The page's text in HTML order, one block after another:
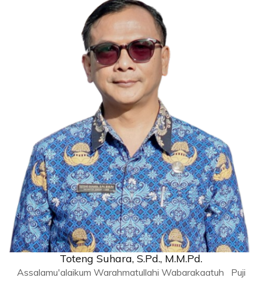
Toteng Suhara, S.Pd., M.M.Pd.
Assalamu'alaikum Warahmatullahi Wabarakaatuh Puji